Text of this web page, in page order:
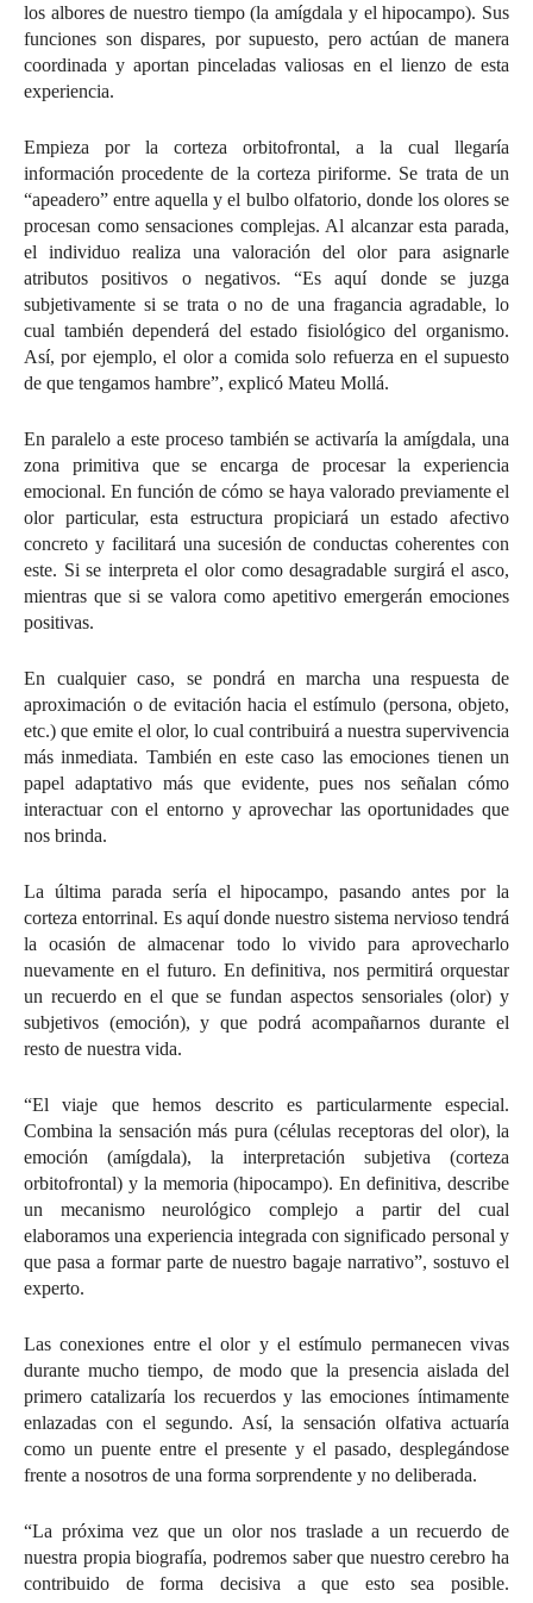
los albores de nuestro tiempo (la amígdala y el hipocampo). Sus
funciones son dispares, por supuesto, pero actúan de manera
coordinada y aportan pinceladas valiosas en el lienzo de esta
experiencia.
Empieza por la corteza orbitofrontal, a la cual llegaría
información procedente de la corteza piriforme. Se trata de un
“apeadero” entre aquella y el bulbo olfatorio, donde los olores se
procesan como sensaciones complejas. Al alcanzar esta parada,
el individuo realiza una valoración del olor para asignarle
atributos positivos o negativos. “Es aquí donde se juzga
subjetivamente si se trata o no de una fragancia agradable, lo
cual también dependerá del estado fisiológico del organismo.
Así, por ejemplo, el olor a comida solo refuerza en el supuesto
de que tengamos hambre”, explicó Mateu Mollá.
En paralelo a este proceso también se activaría la amígdala, una
zona primitiva que se encarga de procesar la experiencia
emocional. En función de cómo se haya valorado previamente el
olor particular, esta estructura propiciará un estado afectivo
concreto y facilitará una sucesión de conductas coherentes con
este. Si se interpreta el olor como desagradable surgirá el asco,
mientras que si se valora como apetitivo emergerán emociones
positivas.
En cualquier caso, se pondrá en marcha una respuesta de
aproximación o de evitación hacia el estímulo (persona, objeto,
etc.) que emite el olor, lo cual contribuirá a nuestra supervivencia
más inmediata. También en este caso las emociones tienen un
papel adaptativo más que evidente, pues nos señalan cómo
interactuar con el entorno y aprovechar las oportunidades que
nos brinda.
La última parada sería el hipocampo, pasando antes por la
corteza entorrinal. Es aquí donde nuestro sistema nervioso tendrá
la ocasión de almacenar todo lo vivido para aprovecharlo
nuevamente en el futuro. En definitiva, nos permitirá orquestar
un recuerdo en el que se fundan aspectos sensoriales (olor) y
subjetivos (emoción), y que podrá acompañarnos durante el
resto de nuestra vida.
“El viaje que hemos descrito es particularmente especial.
Combina la sensación más pura (células receptoras del olor), la
emoción (amígdala), la interpretación subjetiva (corteza
orbitofrontal) y la memoria (hipocampo). En definitiva, describe
un mecanismo neurológico complejo a partir del cual
elaboramos una experiencia integrada con significado personal y
que pasa a formar parte de nuestro bagaje narrativo”, sostuvo el
experto.
Las conexiones entre el olor y el estímulo permanecen vivas
durante mucho tiempo, de modo que la presencia aislada del
primero catalizaría los recuerdos y las emociones íntimamente
enlazadas con el segundo. Así, la sensación olfativa actuaría
como un puente entre el presente y el pasado, desplegándose
frente a nosotros de una forma sorprendente y no deliberada.
“La próxima vez que un olor nos traslade a un recuerdo de
nuestra propia biografía, podremos saber que nuestro cerebro ha
contribuido de forma decisiva a que esto sea posible.